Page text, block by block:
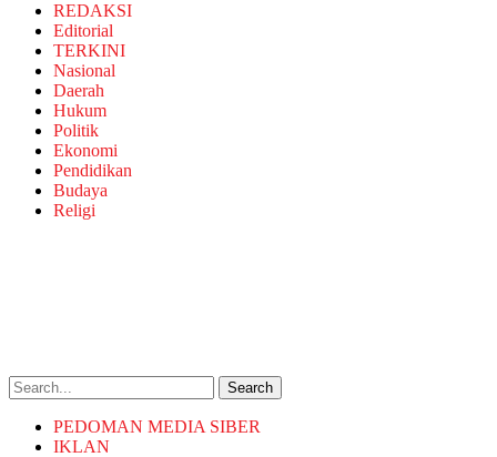
REDAKSI
Editorial
TERKINI
Nasional
Daerah
Hukum
Politik
Ekonomi
Pendidikan
Budaya
Religi
Search
PEDOMAN MEDIA SIBER
IKLAN